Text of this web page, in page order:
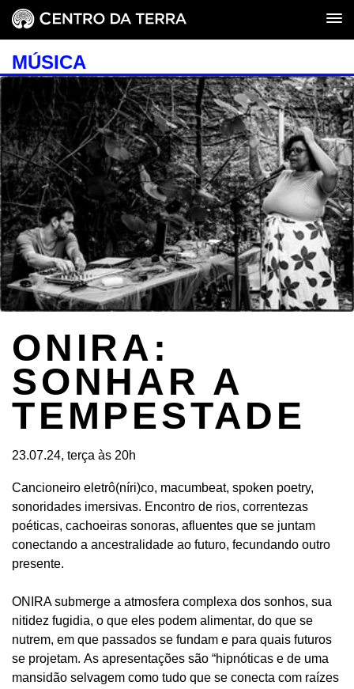
MÚSICA
ONIRA:
SONHAR A
TEMPESTADE
23.07.24, terça às 20h
Cancioneiro eletrô(níri)co, macumbeat, spoken poetry,
sonoridades imersivas. Encontro de rios, correntezas
poéticas, cachoeiras sonoras, afluentes que se juntam
conectando a ancestralidade ao futuro, fecundando outro
presente.
ONIRA submerge a atmosfera complexa dos sonhos, sua
nitidez fugidia, o que eles podem alimentar, do que se
nutrem, em que passados se fundam e para quais futuros
se projetam. As apresentações são “hipnóticas e de uma
mansidão selvagem como tudo que se conecta com raízes